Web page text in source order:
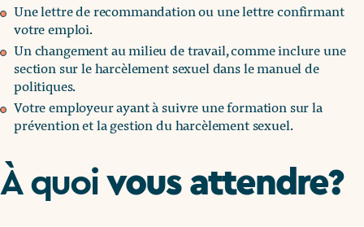
Une lettre de recommandation ou une lettre confirmant
votre emploi.
Un changement au milieu de travail, comme inclure une
section sur le harcèlement sexuel dans le manuel de
politiques.
Votre employeur ayant à suivre une formation sur la
prévention et la gestion du harcèlement sexuel.
À quoivous attendre?